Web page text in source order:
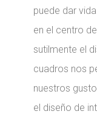
puede dar
en el centro
sutilmente el
cuadros nos
nuestros
el diseño de